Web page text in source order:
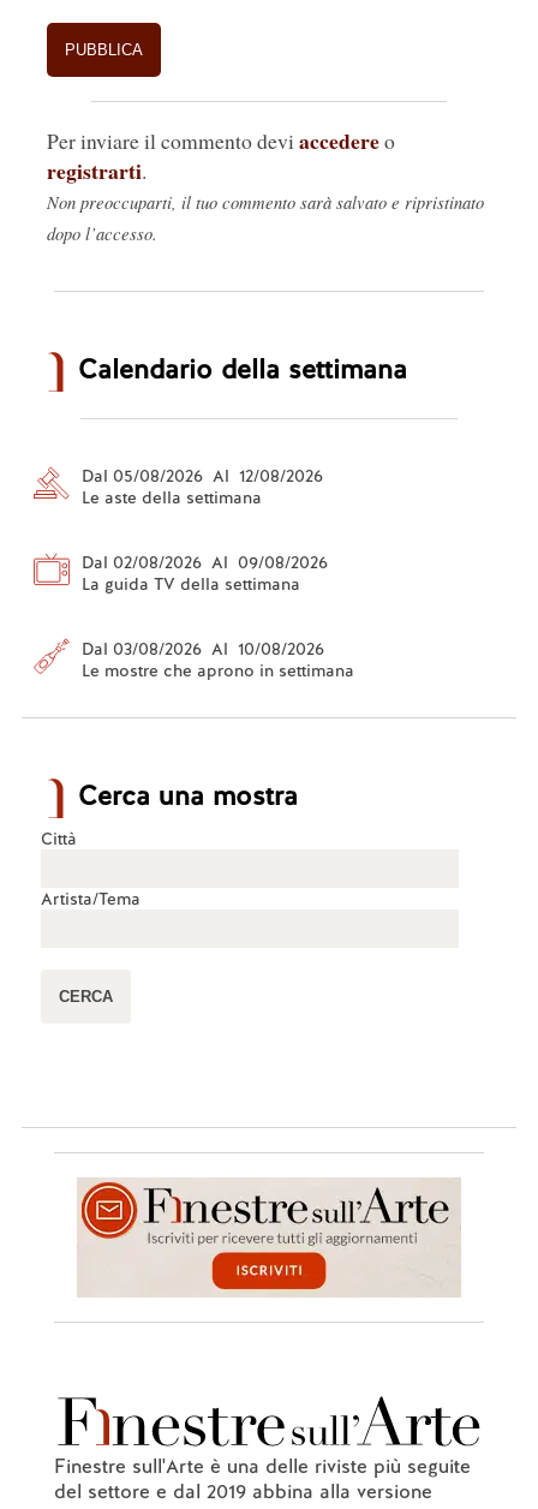
Per inviare il commento devi accedereo
registrarti.
Non preoccuparti, il tuo commento sarà salvato e ripristinato
dopo l’accesso.
Calendario della settimana
Dal 05/08/2026 Al 12/08/2026
Le aste della settimana
Dal 02/08/2026 Al 09/08/2026
La guida TV della settimana
Dal 03/08/2026 Al 10/08/2026
Le mostre che aprono in settimana
Cerca una mostra
Città
Artista/Tema
Finestre sull'Arte è una delle riviste più seguite
del settore e dal 2019 abbina alla versione